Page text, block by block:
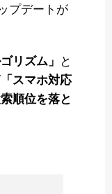
プデートが
リズム」
と
「スマホ対応
順位を落と